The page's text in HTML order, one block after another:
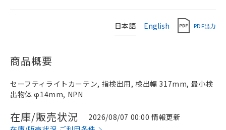
日本語 English PDF出力
商品概要
セーフティライトカーテン, 指検出用, 検出幅 317mm, 最小検
出物体 φ14mm, NPN
在庫/販売状況
2026/08/07 00:00 情報更新